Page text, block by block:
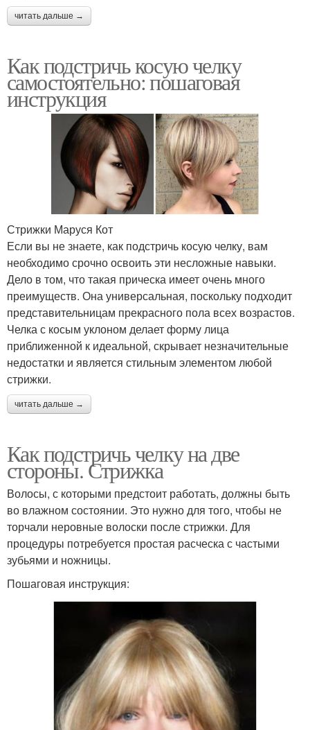
читать дальше →
Как подстричь косую челку
самостоятельно: пошаговая
инструкция
Стрижки Маруся Кот
Если вы не знаете, как подстричь косую челку, вам
необходимо срочно освоить эти несложные навыки.
Дело в том, что такая прическа имеет очень много
преимуществ. Она универсальная, поскольку подходит
представительницам прекрасного пола всех возрастов.
Челка с косым уклоном делает форму лица
приближенной к идеальной, скрывает незначительные
недостатки и является стильным элементом любой
стрижки.
читать дальше →
Как подстричь челку на две
стороны. Стрижка
Волосы, с которыми предстоит работать, должны быть
во влажном состоянии. Это нужно для того, чтобы не
торчали неровные волоски после стрижки. Для
процедуры потребуется простая расческа с частыми
зубьями и ножницы.
Пошаговая инструкция: